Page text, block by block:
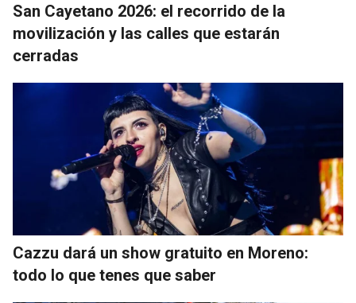
San Cayetano 2026: el recorrido de la
movilización y las calles que estarán
cerradas
Cazzu dará un show gratuito en Moreno:
todo lo que tenes que saber